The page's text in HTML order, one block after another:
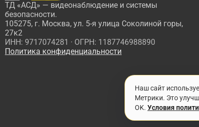
ТД «АСД» — видеонаблюдение и системы
безопасности.
105275, г. Москва, ул. 5-я улица Соколиной горы,
27к2
ИНН: 9717074281 · ОГРН: 1187746988890
Политика конфиденциальности
Наш сайт
Метрики. Это
OK. Условия